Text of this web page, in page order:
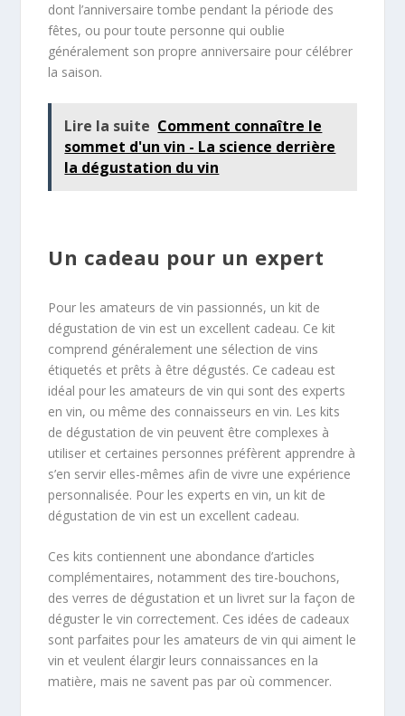
dont l’anniversaire tombe pendant la période des
fêtes, ou pour toute personne qui oublie
généralement son propre anniversaire pour célébrer
la saison.
Lire la suite Comment connaître le
sommet d'un vin - La science derrière
la dégustation du vin
Un cadeau pour un expert
Pour les amateurs de vin passionnés, un kit de
dégustation de vin est un excellent cadeau. Ce kit
comprend généralement une sélection de vins
étiquetés et prêts à être dégustés. Ce cadeau est
idéal pour les amateurs de vin qui sont des experts
en vin, ou même des connaisseurs en vin. Les kits
de dégustation de vin peuvent être complexes à
utiliser et certaines personnes préfèrent apprendre à
s’en servir elles-mêmes afin de vivre une expérience
personnalisée. Pour les experts en vin, un kit de
dégustation de vin est un excellent cadeau.
Ces kits contiennent une abondance d’articles
complémentaires, notamment des tire-bouchons,
des verres de dégustation et un livret sur la façon de
déguster le vin correctement. Ces idées de cadeaux
sont parfaites pour les amateurs de vin qui aiment le
vin et veulent élargir leurs connaissances en la
matière, mais ne savent pas par où commencer.